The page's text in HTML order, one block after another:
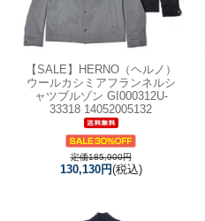
【SALE】
HERNO（ヘルノ）
ウールカシミアフランネルシ
ャツブルゾン GI000312U-
33318 14052005132
定価185,900円
130,130円(税込)